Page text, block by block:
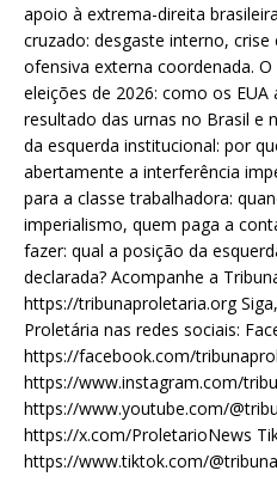
apoio à extrema-direita
cruzado: desgaste interno,
ofensiva externa coordenada.
eleições de 2026: como os
resultado das urnas no Brasil e
da esquerda institucional: por
abertamente a interferência
para a classe trabalhadora:
imperialismo, quem paga a
fazer: qual a posição da
declarada? Acompanhe a
https://tribunaproletaria.org
Proletária nas redes sociais:
https://facebook.com/
https://www.instagram.com/
https://www.youtube.com/
https://x.com/ProletarioNews
https://www.tiktok.com/